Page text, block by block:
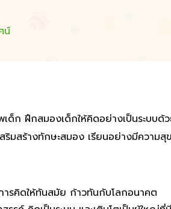
น์
ก ฝึกสมองเด็กให้คิดอย่างเป็นระบบด้
มสร้างทักษะสมอง เรียนอย่างมีความสุ
รคิดให้ทันสมัย ก้าวทันกับโลกอนาคต